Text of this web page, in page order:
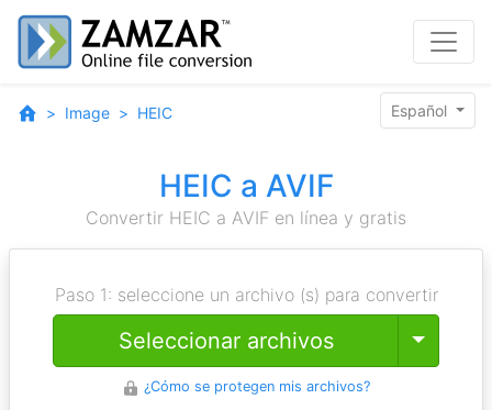
Image HEIC Español
HEIC a AVIF
Convertir HEIC a AVIF en línea y gratis
Paso 1: seleccione un archivo (s) para convertir
Seleccionar archivos Toggle
¿Cómo se protegen mis archivos?